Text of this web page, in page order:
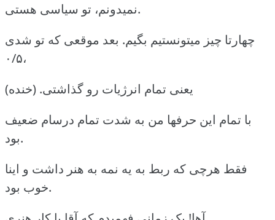
نمیدونم، تو سیاسی هستی.
چهارتا چیز میتونستیم بگیم. بعد موقعی که تو شدی
۰/۵،
یعنی تمام انرژیات رو گذاشتی. (خنده)
با تمام این حرفها من به شدت تمام درسام ضعیف
بود.
فقط هرچی که ربط به یه نمه به هنر داشت و اینا
خوب بود.